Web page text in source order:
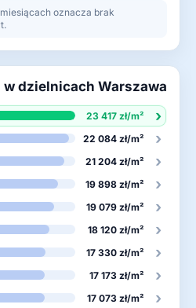
oznacza brak
w dzielnicach Warszawa
23 417 zł/m² ›
22 084 zł/m² ›
21 204 zł/m² ›
19 898 zł/m² ›
19 079 zł/m² ›
18 120 zł/m² ›
17 330 zł/m² ›
17 173 zł/m² ›
17 073 zł/m² ›